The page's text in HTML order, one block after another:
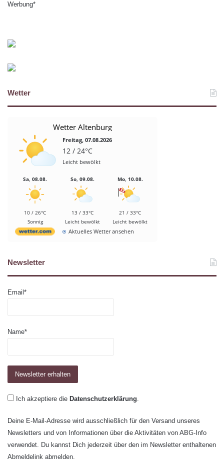
Werbung*
Wetter
Wetter Altenburg
Freitag, 07.08.2026
12 / 24°C
Leicht bewölkt
Sa, 08.08.
10 / 26°C
Sonnig
So, 09.08.
13 / 33°C
Leicht bewölkt
Mo, 10.08.
21 / 33°C
Leicht bewölkt
Aktuelles Wetter ansehen
Newsletter
Email*
Name*
Ich akzeptiere die Datenschutzerklärung.
Deine E-Mail-Adresse wird ausschließlich für den Versand unseres
Newsletters und von Informationen über die Aktivitäten von ABG-Info
verwendet. Du kannst Dich jederzeit über den im Newsletter enthaltenen
Abmeldelink abmelden.